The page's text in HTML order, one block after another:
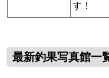
す！
最新釣果写真館一